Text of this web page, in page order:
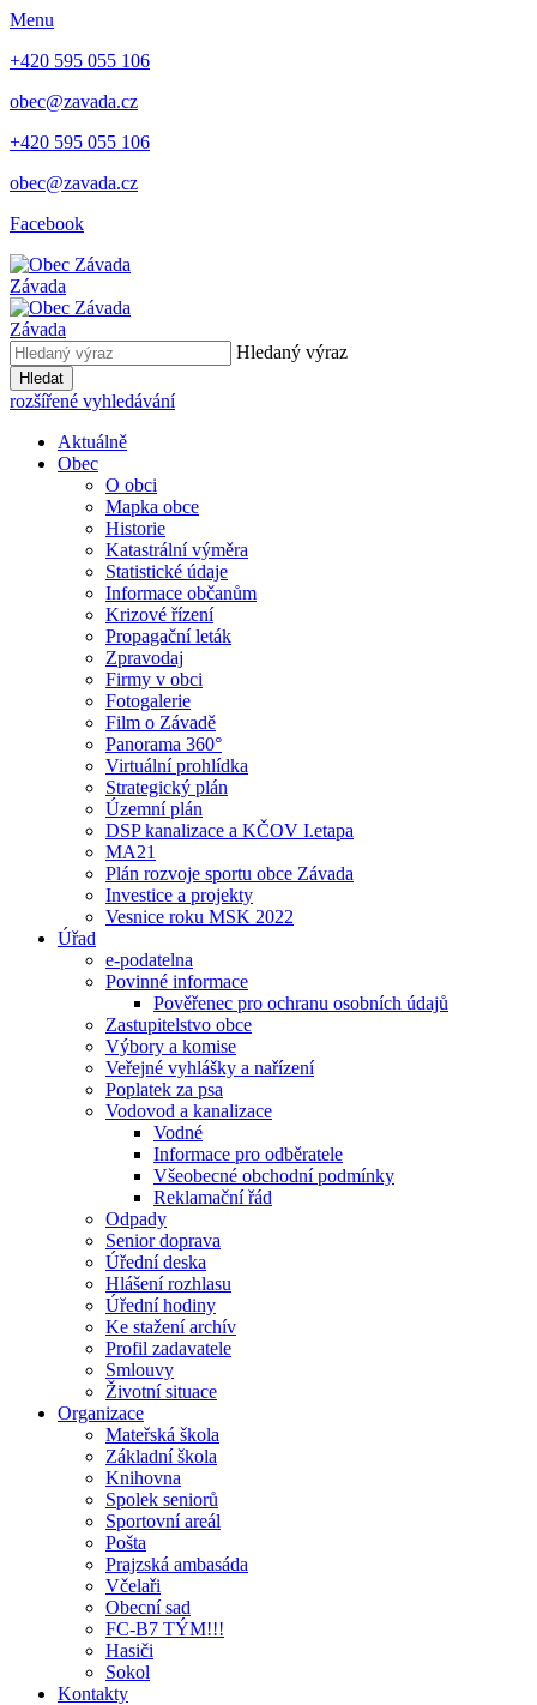
Menu
+420 595 055 106
obec@zavada.cz
+420 595 055 106
obec@zavada.cz
Facebook
Závada
Závada
Hledaný výraz
Hledat
rozšířené vyhledávání
Aktuálně
Obec
O obci
Mapka obce
Historie
Katastrální výměra
Statistické údaje
Informace občanům
Krizové řízení
Propagační leták
Zpravodaj
Firmy v obci
Fotogalerie
Film o Závadě
Panorama 360°
Virtuální prohlídka
Strategický plán
Územní plán
DSP kanalizace a KČOV I.etapa
MA21
Plán rozvoje sportu obce Závada
Investice a projekty
Vesnice roku MSK 2022
Úřad
e-podatelna
Povinné informace
Pověřenec pro ochranu osobních údajů
Zastupitelstvo obce
Výbory a komise
Veřejné vyhlášky a nařízení
Poplatek za psa
Vodovod a kanalizace
Vodné
Informace pro odběratele
Všeobecné obchodní podmínky
Reklamační řád
Odpady
Senior doprava
Úřední deska
Hlášení rozhlasu
Úřední hodiny
Ke stažení archív
Profil zadavatele
Smlouvy
Životní situace
Organizace
Mateřská škola
Základní škola
Knihovna
Spolek seniorů
Sportovní areál
Pošta
Prajzská ambasáda
Včelaři
Obecní sad
FC-B7 TÝM!!!
Hasiči
Sokol
Kontakty